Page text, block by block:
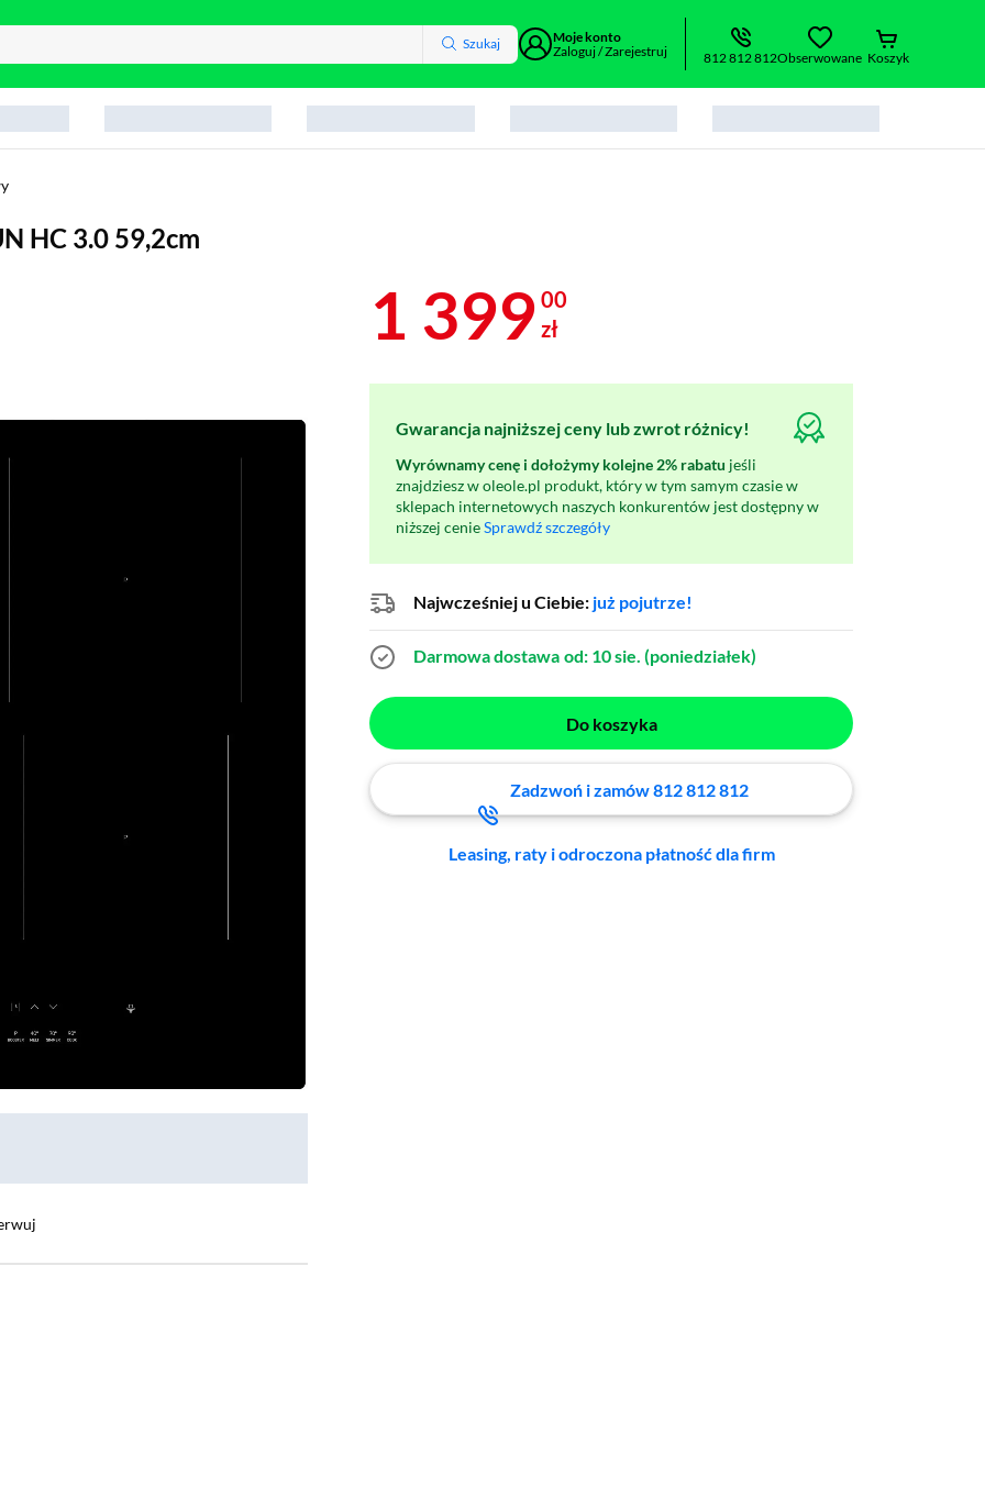
Szukaj
Moje konto
Zaloguj / Zarejestruj
812 812 812Obserwowane Koszyk
HC 3.0 59,2cm
1 399 00
zł
Gwarancja najniższej ceny lub zwrot różnicy!
Wyrównamy cenę i dołożymy kolejne 2% rabatu jeśli
znajdziesz w oleole.pl produkt, który w tym samym czasie w
sklepach internetowych naszych konkurentów jest dostępny w
niższej cenieSprawdź szczegóły
Najwcześniej u Ciebie: już pojutrze!
Darmowa dostawa od: 10 sie. (poniedziałek)
Do koszyka
Zadzwoń i zamów 812 812 812
Leasing, raty i odroczona płatność dla firm